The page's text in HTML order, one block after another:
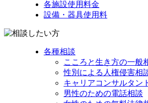
各施設使用料金
設備・器具使用料
各種相談
こころと生き方の一般
性別による人権侵害相
キャリアコンサルタン
男性のための電話相談